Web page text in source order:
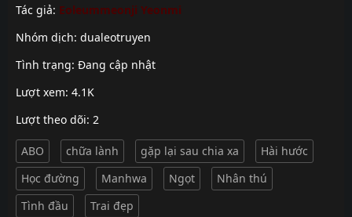
Tác giả: Eoleummeonji Yeonmi
Nhóm dịch: dualeotruyen
Tình trạng: Đang cập nhật
Lượt xem: 4.1K
Lượt theo dõi: 2
ABO chữa lành gặp lại sau chia xa
Hài hước
Học đường
Manhwa Ngọt
Nhân thú
Tình đầu
Trai đẹp